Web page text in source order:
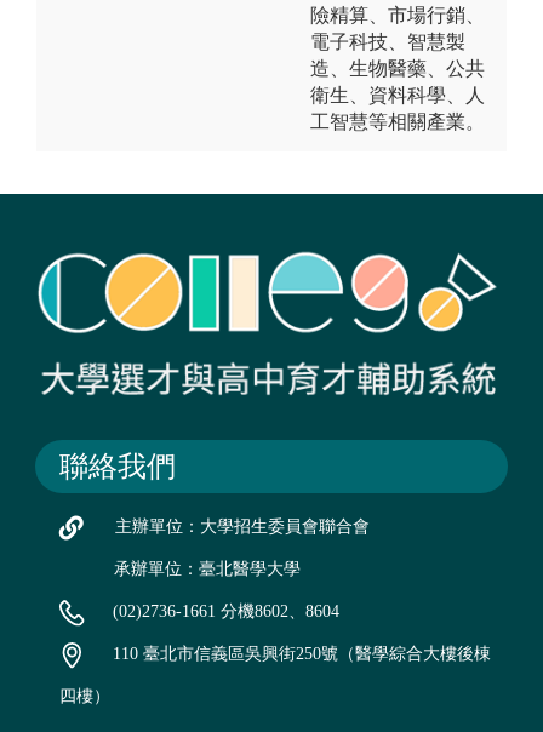
險精算、市場行銷、
電子科技、智慧製
造、生物醫藥、公共
衛生、資料科學、人
工智慧等相關產業。
聯絡我們
主辦單位：大學招生委員會聯合會
承辦單位：臺北醫學大學
(02)2736-1661 分機8602、8604
110 臺北市信義區吳興街250號（醫學綜合大樓後棟
四樓）